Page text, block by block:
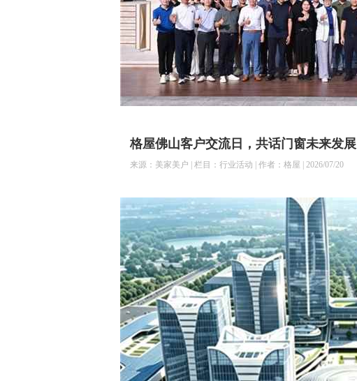
格屋佛山客户交流日，共话门窗未来发展
来源：美家美户 | 栏目：行业活动 | 作者：格屋 | 2026/07/20